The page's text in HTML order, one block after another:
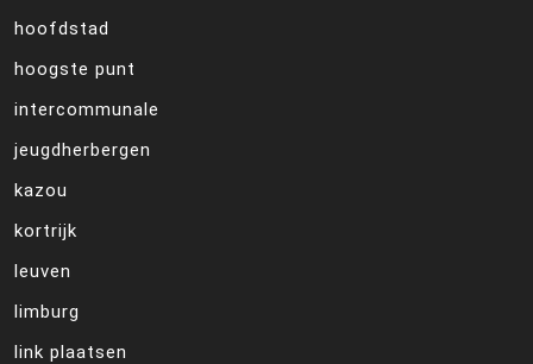
hoofdstad
hoogste punt
intercommunale
jeugdherbergen
kazou
kortrijk
leuven
limburg
link plaatsen